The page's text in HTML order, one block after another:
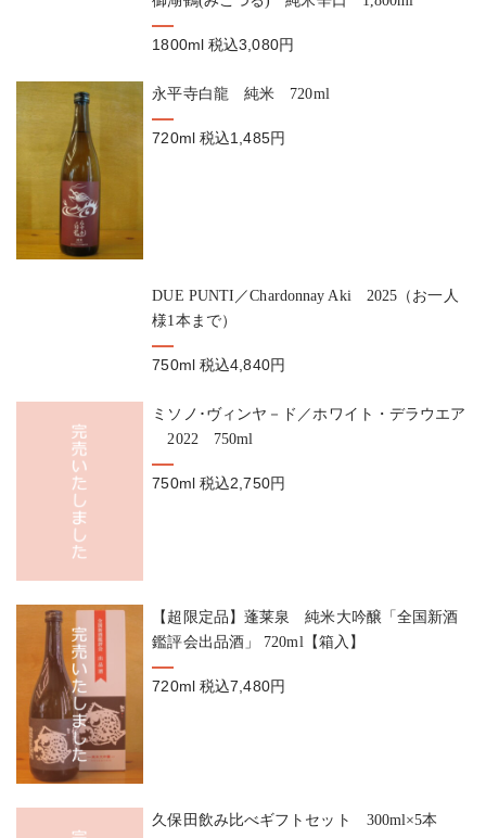
1800ml税込3,080円
永平寺白龍 純米 720ml
720ml 税込1,485円
DUE PUNTI／Chardonnay Aki 2025（お一人
様1本まで）
750ml 税込4,840円
ミソノ･ヴィンヤ－ド／ホワイト・デラウエア
2022 750ml
750ml 税込2,750円
【超限定品】蓬莱泉 純米大吟醸「全国新酒
鑑評会出品酒」 720ml【箱入】
720ml 税込7,480円
久保田飲み比べギフトセット 300ml×5本